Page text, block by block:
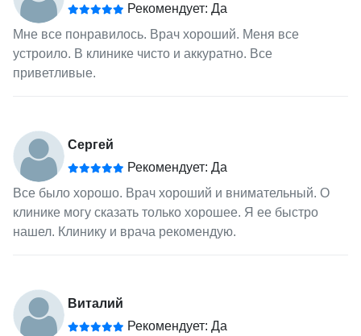
Рекомендует: Да
Мне все понравилось. Врач хороший. Меня все
устроило. В клинике чисто и аккуратно. Все
приветливые.
Сергей
Рекомендует: Да
Все было хорошо. Врач хороший и внимательный. О
клинике могу сказать только хорошее. Я ее быстро
нашел. Клинику и врача рекомендую.
Виталий
Рекомендует: Да